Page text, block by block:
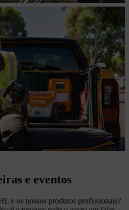
e eventos
e os nossos produtos profissionais?